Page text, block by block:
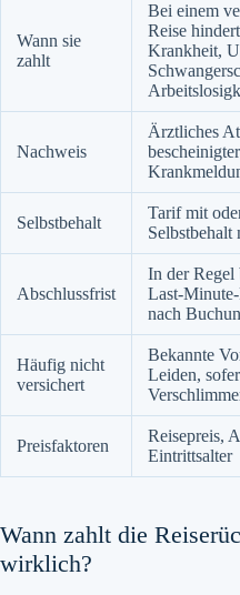
Wann sie
zahlt
Bei einem
Reise
Krankheit,
Nachweis
Ärztliches
Selbstbehalt
Tarif mit
Selbstbehalt
Abschlussfrist
In der Regel
Last-
nach
Häufig nicht
versichert
Bekannte
Leiden,
Preisfaktoren
Reisepreis,
Eintrittsalter
Wann zahlt die
wirklich?